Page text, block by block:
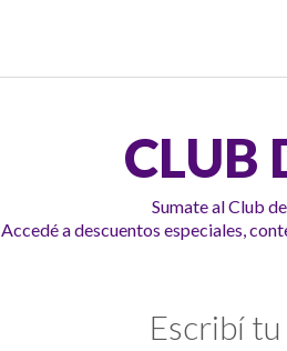
CLUB
Sumate al Club
Accedé a descuentos especiales,